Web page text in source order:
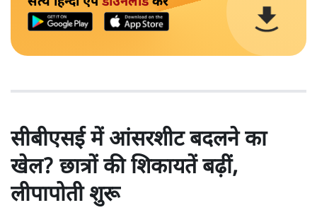
सीबीएसई में आंसरशीट बदलने का
खेल? छात्रों की शिकायतें बढ़ीं,
लीपापोती शुरू